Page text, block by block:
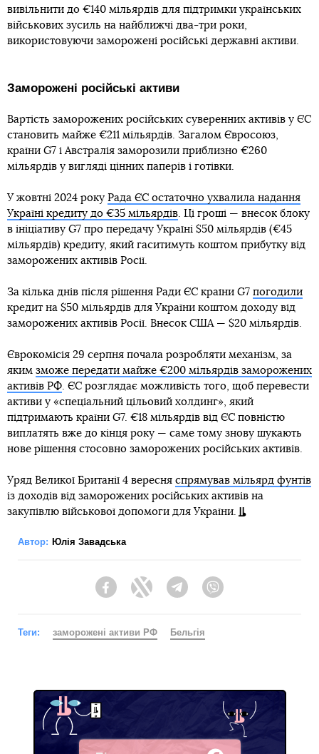
вивільнити до €140 мільярдів для підтримки українських
військових зусиль на найближчі два-три роки,
використовуючи заморожені російські державні активи.
Заморожені російські активи
Вартість заморожених російських суверенних активів у ЄС
становить майже €211 мільярдів. Загалом Євросоюз,
країни G7 і Австралія заморозили приблизно €260
мільярдів у вигляді цінних паперів і готівки.
У жовтні 2024 року Рада ЄС остаточно ухвалила надання
Україні кредиту до €35 мільярдів. Ці гроші — внесок блоку
в ініціативу G7 про передачу Україні $50 мільярдів (€45
мільярдів) кредиту, який гаситимуть коштом прибутку від
заморожених активів Росії.
За кілька днів після рішення Ради ЄС країни G7 погодили
кредит на $50 мільярдів для України коштом доходу від
заморожених активів Росії. Внесок США — $20 мільярдів.
Єврокомісія 29 серпня почала розробляти механізм, за
яким зможе передати майже €200 мільярдів заморожених
активів РФ. ЄС розглядає можливість того, щоб перевести
активи у «спеціальний цільовий холдинг», який
підтримають країни G7. €18 мільярдів від ЄС повністю
виплатять вже до кінця року — саме тому знову шукають
нове рішення стосовно заморожених російських активів.
Уряд Великої Британії 4 вересня спрямував мільярд фунтів
із доходів від заморожених російських активів на
закупівлю військової допомоги для України.
Автор: Юлія Завадська
FacebookTwitter Telegram
Теги: заморожені активи РФ Бельгія